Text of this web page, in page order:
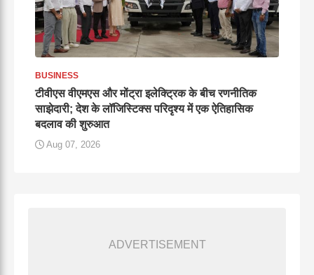
BUSINESS
टीवीएस वीएमएस और मोंट्रा इलेक्ट्रिक के बीच रणनीतिक
साझेदारी; देश के लॉजिस्टिक्स परिदृश्य में एक ऐतिहासिक
बदलाव की शुरुआत
Aug 07, 2026
ADVERTISEMENT